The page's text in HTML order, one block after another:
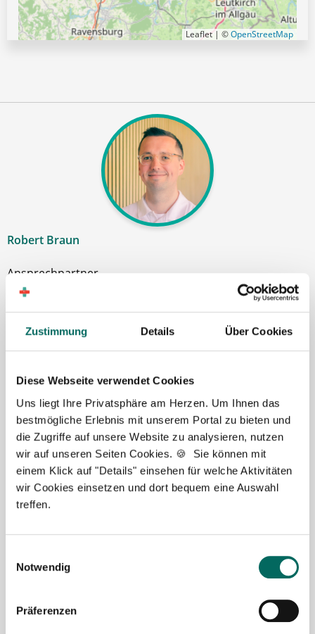
Zustimmung Details Über Cookies
Diese Webseite verwendet Cookies
Uns liegt Ihre Privatsphäre am Herzen. Um Ihnen das
bestmögliche Erlebnis mit unserem Portal zu bieten und
die Zugriffe auf unsere Website zu analysieren, nutzen
wir auf unseren Seiten Cookies. 🍪 Sie können mit
einem Klick auf "Details" einsehen für welche Aktivitäten
wir Cookies einsetzen und dort bequem eine Auswahl
treffen.
Notwendig
Präferenzen
Leaflet | ©OpenStreetMap
Robert Braun
Ansprechpartner
Ich unterstütze Sie gerne bei der Suche nach einer
Fragen zu unseren Stellenangeboten oder zum
Ablauf nach Ihrer kostenlosen Stellenanfrage
Jetzt zur kostenlosen Stellenanfrage
Kontakt
Tel.: +49 (0) 521 / 911 730 37
Fax: +49 (0) 521 / 911 730 31